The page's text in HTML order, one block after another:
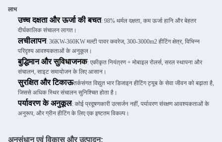
लाभ
उच्च दक्षता और ऊर्जा की बचत: 98% थर्मल दक्षता, कम ऊर्जा हानि और बेहतर
दीर्घकालिक संचालन लागत।
लचीलापन: 36KW-360KW मल्टी पावर कवरेज, 300-3000m2 हीटिंग क्षेत्र, विभिन्न
परिदृश्य आवश्यकताओं के अनुकूल।
बुद्धिमान और सुविधाजनक: एकीकृत नियंत्रण + मोबाइल रोलर्स, सरल स्थापना और
संचालन, साइट समायोजन के लिए आसान।
सुरक्षित और टिकाऊतर्कसंगत विद्युत भार डिजाइन हीटिंग ट्यूब के सेवा जीवन को बढ़ाता है,
जिससे अधिक स्थिर संचालन सुनिश्चित होता है।
पर्यावरण के अनुकूल: कोई प्रदूषणकारी उत्सर्जन नहीं, पर्यावरण संरक्षण आवश्यकताओं के
अनुरूप, और ग्रीन हीटिंग के लिए एक इष्टतम विकल्प।
अनुसंधान एवं विकास और उत्पादन: